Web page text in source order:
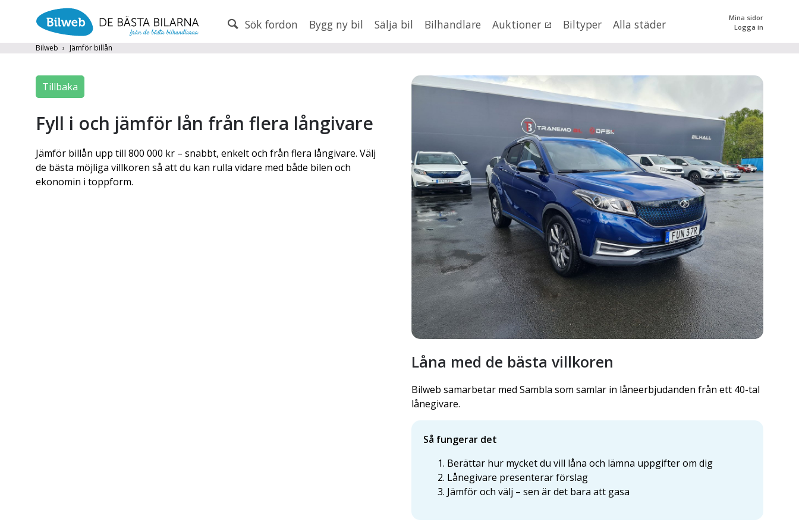
Sök fordon Bygg ny bil Sälja bil Bilhandlare Auktioner Biltyper Alla städer
Mina sidor
Logga in
Bilweb Jämför billån
Endast fordon från MRF-anslutna handlare
Fritext
Populära märken ,Audi Mercedes ,Volkswagen BMW
0 kr tillmer än 500000
Justera priset genom att dra i knapparna
År från Mil till
Län (alla)
Fler val SÖK
Tillbaka
Fyll i och jämför lån från flera långivare
Jämför billån upp till 800 000 kr – snabbt, enkelt och från flera långivare. Välj
de bästa möjliga villkoren så att du kan rulla vidare med både bilen och
ekonomin i toppform.
Låna med de bästa villkoren
Bilweb samarbetar med Sambla som samlar in låneerbjudanden från ett 40-tal
lånegivare.
Så fungerar det
Berättar hur mycket du vill låna och lämna uppgifter om dig
Lånegivare presenterar förslag
Jämför och välj – sen är det bara att gasa